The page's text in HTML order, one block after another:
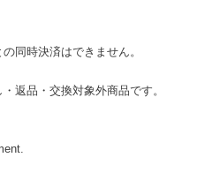
同時決済はできません。
返品・交換対象外商品です。